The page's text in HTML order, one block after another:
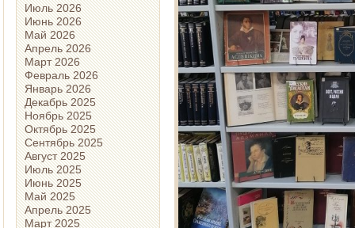
Июль 2026
Июнь 2026
Май 2026
Апрель 2026
Март 2026
Февраль 2026
Январь 2026
Декабрь 2025
Ноябрь 2025
Октябрь 2025
Сентябрь 2025
Август 2025
Июль 2025
Июнь 2025
Май 2025
Апрель 2025
Март 2025